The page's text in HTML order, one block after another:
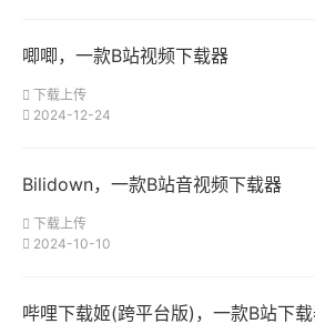
唧唧，一款B站视频下载器
下载上传
2024-12-24
Bilidown，一款B站音视频下载器
下载上传
2024-10-10
哔哩下载姬(跨平台版)，一款B站下